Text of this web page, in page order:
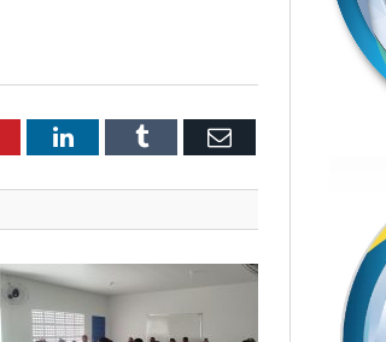
LinkedInTumblr Email